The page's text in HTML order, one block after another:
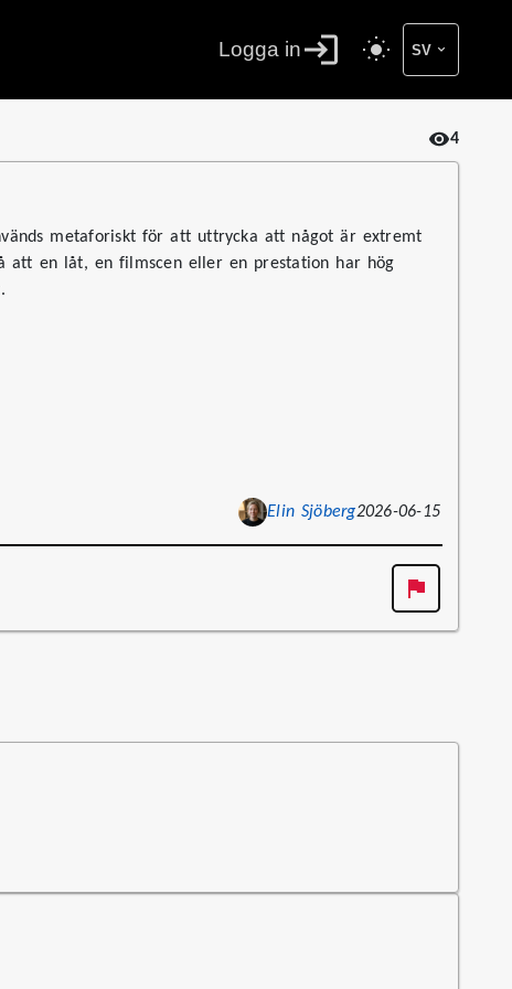
Logga in SV
4
metaforiskt för att uttrycka att något är extremt
att en låt, en filmscen eller en prestation har hög
Elin Sjöberg2026-06-15